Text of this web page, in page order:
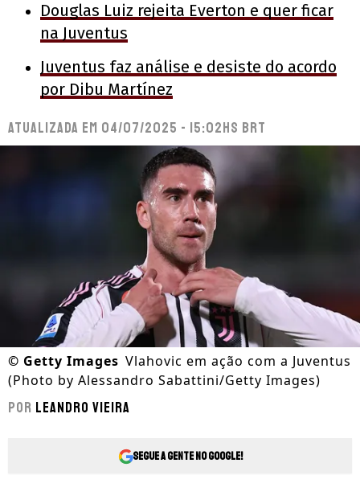
Douglas Luiz rejeita Everton e quer ficar
na Juventus
Juventus faz análise e desiste do acordo
por Dibu Martínez
Atualizada em 04/07/2025 - 15:02hs BRT
© Getty Images Vlahovic em ação com a Juventus
(Photo by Alessandro Sabattini/Getty Images)
Por Leandro Vieira
Segue a gente no Google!